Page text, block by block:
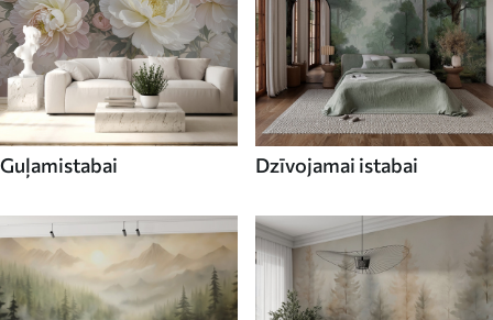
Guļamistabai Dzīvojamai istabai